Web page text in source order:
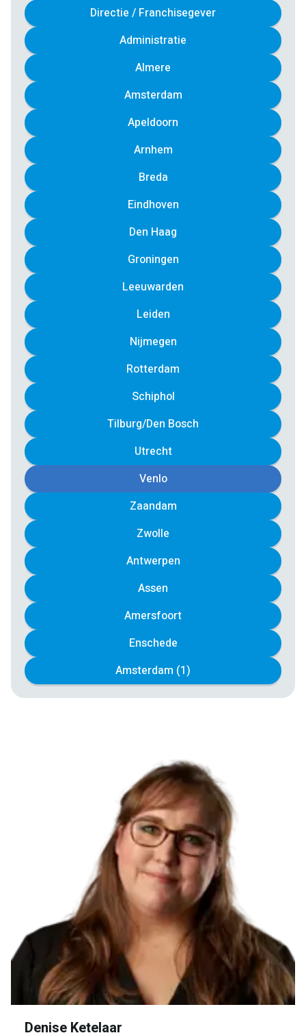
Directie / Franchisegever
Administratie
Almere
Amsterdam
Apeldoorn
Arnhem
Breda
Eindhoven
Den Haag
Groningen
Leeuwarden
Leiden
Nijmegen
Rotterdam
Schiphol
Tilburg/Den Bosch
Utrecht
Venlo
Zaandam
Zwolle
Antwerpen
Assen
Amersfoort
Enschede
Amsterdam (1)
Denise Ketelaar